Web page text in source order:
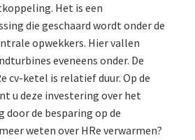
Het is een
die geschaard wordt onder de
opwekkers. Hier vallen
eveneens onder. De
cv-ketel is relatief duur. Op de
u deze investering over het
door de besparing op de
weten over HRe verwarmen?